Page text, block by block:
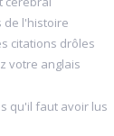
de l'histoire
citations drôles
votre anglais
qu'il faut avoir lus